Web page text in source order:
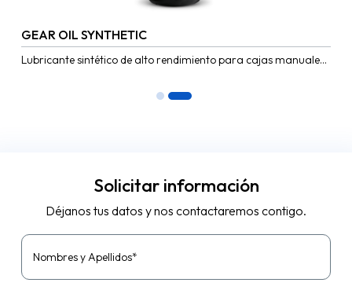
GEAR OIL SYNTHETIC
Lubricante sintético de alto rendimiento para cajas manuales
Solicitar información
Déjanos tus datos y nos contactaremos contigo.
Nombres y Apellidos*